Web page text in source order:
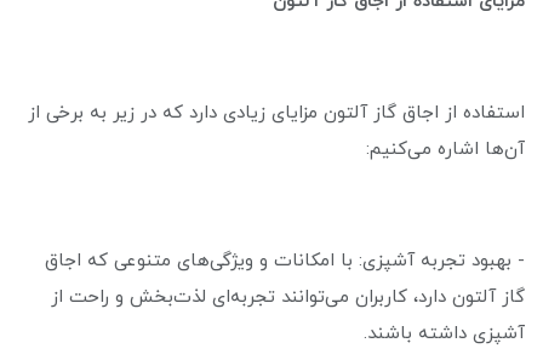
استفاده از اجاق گاز آلتون مزایای زیادی دارد که در زیر به برخی از
آن‌ها اشاره می‌کنیم:
- بهبود تجربه آشپزی: با امکانات و ویژگی‌های متنوعی که اجاق
گاز آلتون دارد، کاربران می‌توانند تجربه‌ای لذت‌بخش و راحت از
آشپزی داشته باشند.